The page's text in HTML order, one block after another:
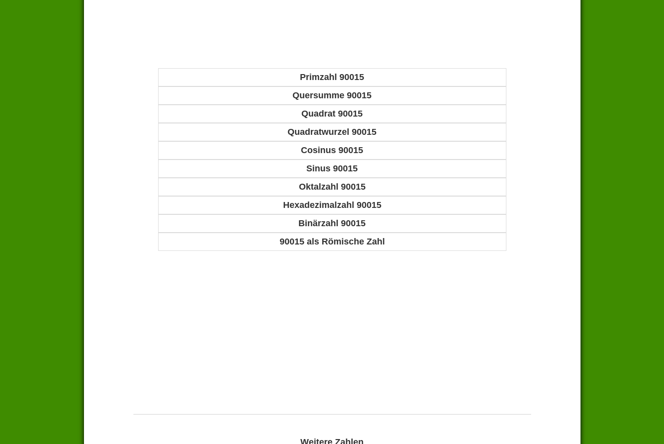
Primzahl 90015
Quersumme 90015
Quadrat 90015
Quadratwurzel 90015
Cosinus 90015
Sinus 90015
Oktalzahl 90015
Hexadezimalzahl 90015
Binärzahl 90015
90015 als Römische Zahl